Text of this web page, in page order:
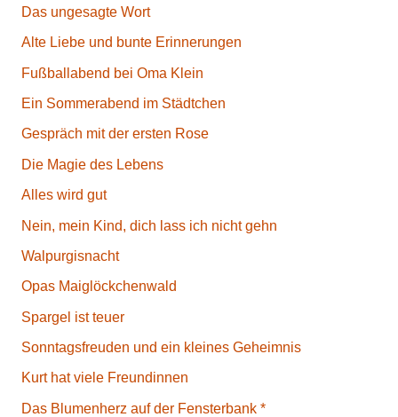
Das ungesagte Wort
Alte Liebe und bunte Erinnerungen
Fußballabend bei Oma Klein
Ein Sommerabend im Städtchen
Gespräch mit der ersten Rose
Die Magie des Lebens
Alles wird gut
Nein, mein Kind, dich lass ich nicht gehn
Walpurgisnacht
Opas Maiglöckchenwald
Spargel ist teuer
Sonntagsfreuden und ein kleines Geheimnis
Kurt hat viele Freundinnen
Das Blumenherz auf der Fensterbank *